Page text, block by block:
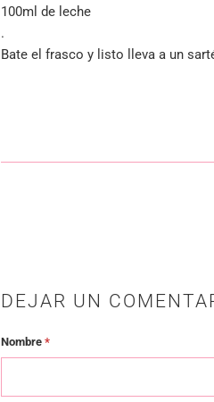
100ml de leche
.
Bate el frasco y listo lleva a un
DEJAR UN
Nombre *